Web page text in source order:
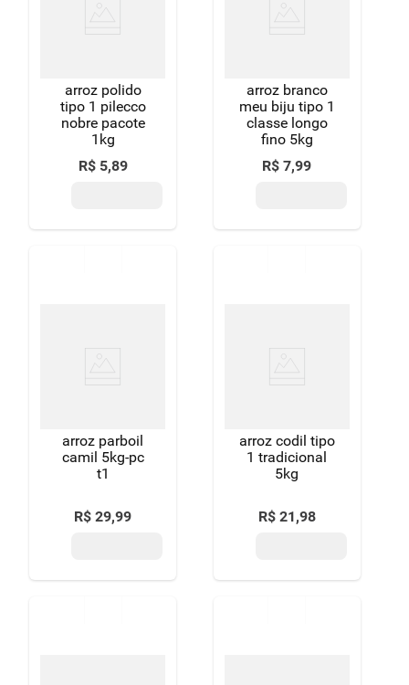
arroz polido
tipo 1 pilecco
nobre pacote
1kg
R$ 5,89
arroz branco
meu biju tipo 1
classe longo
fino 5kg
R$ 7,99
arroz parboil
camil 5kg-pc
t1
R$ 29,99
arroz codil tipo
1 tradicional
5kg
R$ 21,98